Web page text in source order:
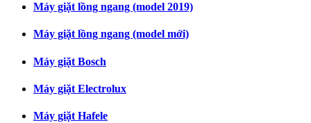
Máy giặt lồng ngang (model 2019)
Máy giặt lồng ngang (model mới)
Máy giặt Bosch
Máy giặt Electrolux
Máy giặt Hafele